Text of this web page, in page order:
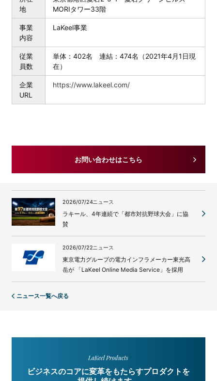
地
MORIタワー33階
事業
内容
LaKeel事業
従業
員数
単体：402名 連結：474名（2021年4月1日現
在）
企業
URL
https://www.lakeel.com/
お問い合わせはこちら
2026/07/24ニュース
ラキール、4年連続で「都市対抗野球大会」に協
賛
2026/07/22ニュース
東京電力グループの電力インフラメーカー東光高
岳が 「LaKeel Online Media Service」を採用
ニュース一覧へ戻る
LaKeel Products
ビジネスのコアに変革をもたらすプロダクトを